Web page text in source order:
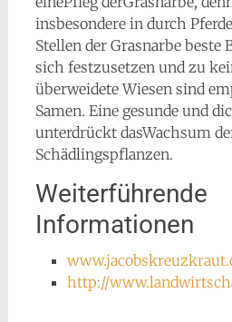
insbesondere in durch
Stellen der Grasnarbe beste
sich festzusetzen und zu
überweidete Wiesen sind
Samen. Eine gesunde und
unterdrückt dasWachsum
Schädlingspflanzen.
Weiterführende
Informationen
http://